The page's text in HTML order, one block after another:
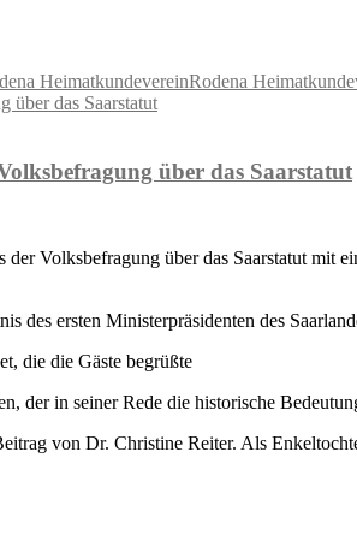
HeimatkundevereinRodena
über das Saarstatut
Volksbefragung über das Saarstatut
des ersten Ministerpräsidenten des
die die Gäste begrüßte
der in seiner Rede die historische
von Dr. Christine Reiter. Als